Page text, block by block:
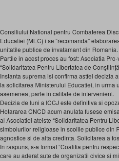
Consiliului National pentru Combaterea
Educatiei (MEC) i se “recomanda”
unitatile publice de invatamant din Romania.
Partile in acest proces au fost: Asociatia
“Solidaritatea Pentru Libertatea de
Instanta suprema isi confirma astfel decizia
la solicitarea Ministerului Educatiei, in urma
asemenea, parte in calitate de intervenient.
Decizia de luni a ICCJ este definitiva si
Hotararea CNCD acum anulata fusese
al Asociatiei ateiste “Solidaritatea Pentru
simbolurilor religioase in scolile publice din
agnostice si de alta credinta. Solicitarea a
In raspuns, s-a format “Coalitia pentru
care au aderat sute de organizatii civice si